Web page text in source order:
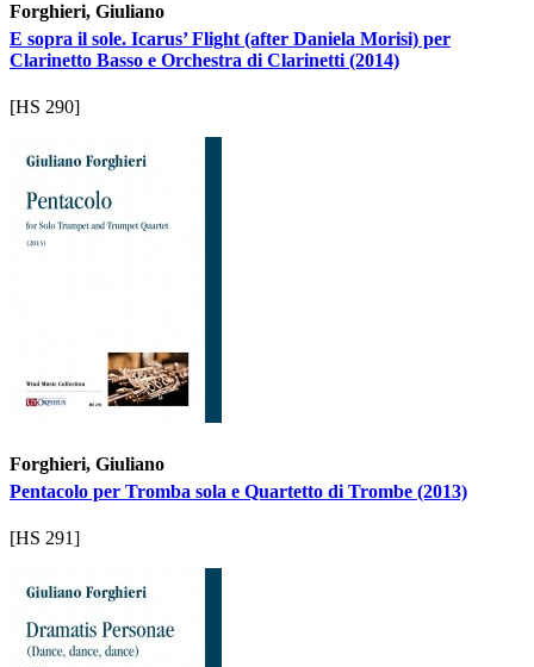
Forghieri, Giuliano
E sopra il sole. Icarus’ Flight (after Daniela Morisi) per
Clarinetto Basso e Orchestra di Clarinetti (2014)
[HS 290]
Forghieri, Giuliano
Pentacolo per Tromba sola e Quartetto di Trombe (2013)
[HS 291]